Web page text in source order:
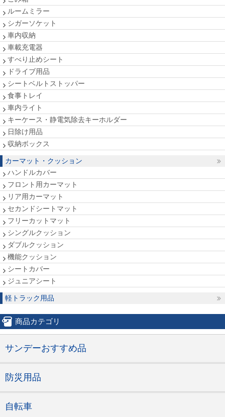
ルームミラー
シガーソケット
車内収納
車載充電器
すべり止めシート
ドライブ用品
シートベルトストッパー
食事トレイ
車内ライト
キーケース・静電気除去キーホルダー
日除け用品
収納ボックス
カーマット・クッション
ハンドルカバー
フロント用カーマット
リア用カーマット
セカンドシートマット
フリーカットマット
シングルクッション
ダブルクッション
機能クッション
シートカバー
ジュニアシート
軽トラック用品
商品カテゴリ
サンデーおすすめ品
防災用品
自転車